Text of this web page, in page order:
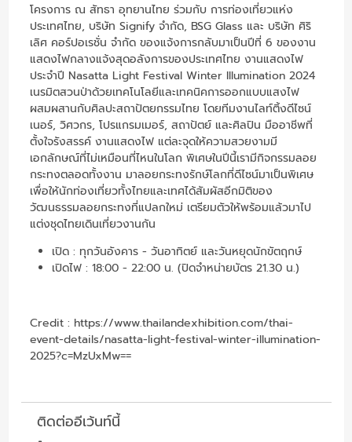
โครงการ ณ สัทธา อุทยานไทย ร่วมกับ การท่องเที่ยวแห่ง
ประเทศไทย, บริษัท Signify จำกัด, BSG Glass และ บริษัท ศิริ
เลิศ คอร์ปอเรชั่น จำกัด ของแจ้งการกลับมาเป็นปีที่ 6 ของงาน
แสดงไฟกลางแจ้งสุดอลังการของประเทศไทย งานแสดงไฟ
ประจำปี Nasatta Light Festival Winter Illumination 2024
เนรมิตสวนป่าด้วยเทคโนโลยีและเทคนิคการออกแบบแสงไฟ
ผสมผสานกับศิลปะสถาปัตยกรรมไทย โดยทีมงานไลท์ติ้งดีไซน์
เนอร์, วิศวกร, โปรแกรมเมอร์, สถาปัตย์ และศิลปิน มืออาชีพที่
ตั้งใจรังสรรค์ งานแสดงไฟ แต่ละจุดให้ความสวยงามมี
เอกลักษณ์ที่ไม่เหมือนที่ไหนในโลก พิเศษในปีนี้เรามีกิจกรรมลอย
กระทงตลอดทั้งงาน มาลอยกระทงรักษ์โลกที่ดีไซน์มาเป็นพิเศษ
เพื่อให้นักท่องเที่ยวทั้งไทยและเทศได้สัมผัสอีกมิติของ
วัฒนธรรมลอยกระทงที่แปลกใหม่ เตรียมตัวให้พร้อมแล้วมาไป
แต่งชุดไทยเดินเที่ยวงานกัน
เปิด : ทุกวันอังคาร - วันอาทิตย์ และวันหยุดนักขัตฤกษ์
เปิดไฟ : 18:00 - 22:00 น. (ปิดจำหน่ายบัตร 21.30 น.)
Credit : https://www.thailandexhibition.com/thai-
event-details/nasatta-light-festival-winter-illumination-
2025?c=MzUxMw==
ติดต่ออีเว้นท์นี้